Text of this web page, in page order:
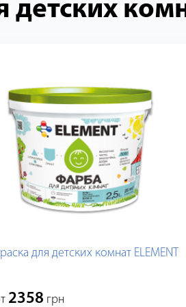
детских
для детских комнат ELEMENT
2358 грн